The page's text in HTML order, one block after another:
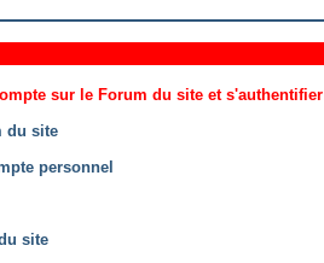
sur le Forum du site et s'authentifier
du site
personnel
site